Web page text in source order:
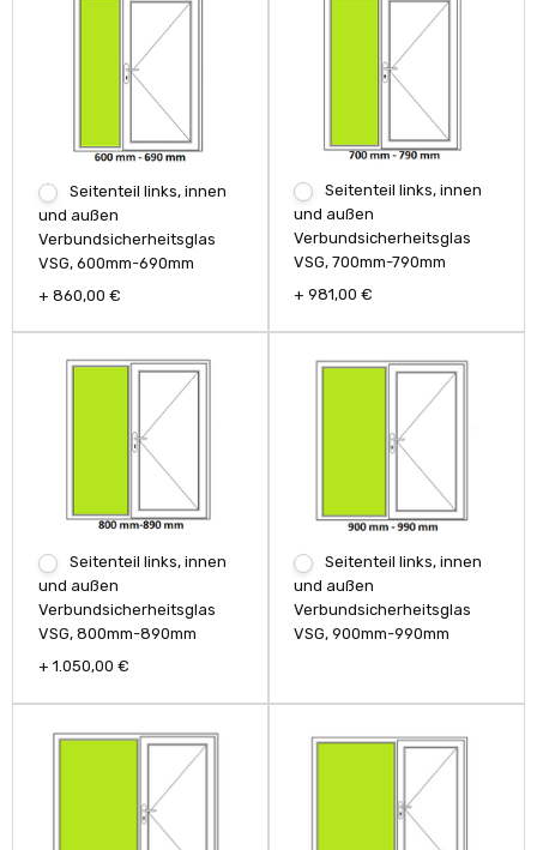
Seitenteil links, innen
und außen
Verbundsicherheitsglas
VSG, 600mm-690mm
+ 860,00 €
Seitenteil links, innen
und außen
Verbundsicherheitsglas
VSG, 700mm-790mm
+ 981,00 €
Seitenteil links, innen
und außen
Verbundsicherheitsglas
VSG, 800mm-890mm
+ 1.050,00 €
Seitenteil links, innen
und außen
Verbundsicherheitsglas
VSG, 900mm-990mm